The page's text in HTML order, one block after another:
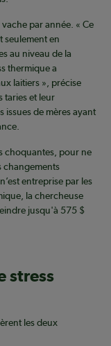
par année. « Ce
seulement en
au niveau de la
thermique a
laitiers », précise
taries et leur
issues de mères ayant
choquantes, pour ne
changements
entreprise par les
la chercheuse
jusqu'à 575 $
stress
les deux